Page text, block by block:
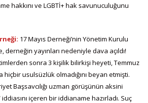
hakkını ve LGBTİ+ hak savunuculuğunu
17 Mayıs Derneği’nin Yönetim Kurulu
derneğin yayınları nedeniyle dava açıldı!
sonra 3 kişilik bilirkişi heyeti, Temmuz
hiçbir usulsüzlük olmadığını beyan etmişti.
Başsavcılığı uzman görüşünün aksini
içeren bir iddianame hazırladı. Suç